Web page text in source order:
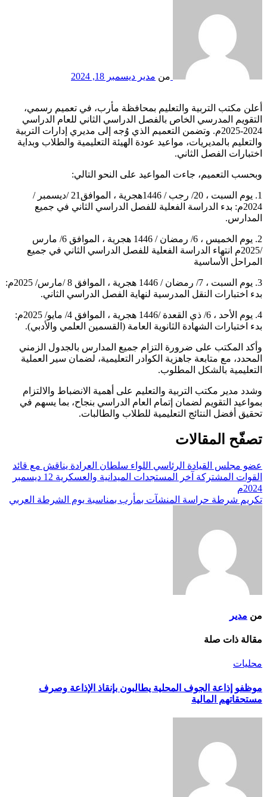
من مدير ديسمبر 18, 2024
التقويم المدرسي الخاص بالفصل الدراسي الثاني للعام الدراسي
2024-2025م. وتضمن التعميم الذي وُجه إلى مديري إدارات التربية
والتعليم بالمديريات، مواعيد عودة الهيئة التعليمية والطلاب وبداية
اختبارات الفصل الثاني.
وبحسب التعميم، جاءت المواعيد على النحو التالي:
1. يوم السبت ، 20/ رجب / 1446هجرية ، الموافق21 /ديسمبر /
2024م: بدء الدراسة الفعلية للفصل الدراسي الثاني في جميع
المدارس.
2. يوم الخميس ، 6/ رمضان / 1446 هجرية ، الموافق 6/ مارس
/2025م انتهاء الدراسة الفعلية للفصل الدراسي الثاني في جميع
المراحل الأساسية
3. يوم السبت ، 7/ رمضان / 1446 هجرية ، الموافق 8 /مارس/ 2025م:
بدء اختبارات النقل المدرسية لنهاية الفصل الدراسي الثاني.
4. يوم الأحد ، 6/ ذي القعدة /1446 هجرية ، الموافق 4/ مايو/ 2025م:
بدء اختبارات الشهادة الثانوية العامة (القسمين العلمي والأدبي).
وأكد المكتب على ضرورة التزام جميع المدارس بالجدول الزمني
المحدد، مع متابعة جاهزية الكوادر التعليمية، لضمان سير العملية
التعليمية بالشكل المطلوب.
وشدد مدير مكتب التربية والتعليم على أهمية الانضباط والالتزام
بمواعيد التقويم لضمان إتمام العام الدراسي بنجاح، بما يسهم في
تحقيق أفضل النتائج التعليمية للطلاب والطالبات.
تصفّح المقالات
عضو مجلس القيادة الرئاسي اللواء سلطان العرادة يناقش مع قائد
القوات المشتركة آخر المستجدات الميدانية والعسكرية 12 ديسمبر
2024م
تكريم شرطة حراسة المنشآت بمأرب بمناسبة يوم الشرطة العربي
من مدير
مقالة ذات صلة
محليات
موظفو إذاعة الجوف المحلية يطالبون بإنقاذ الإذاعة وصرف
مستحقاتهم المالية